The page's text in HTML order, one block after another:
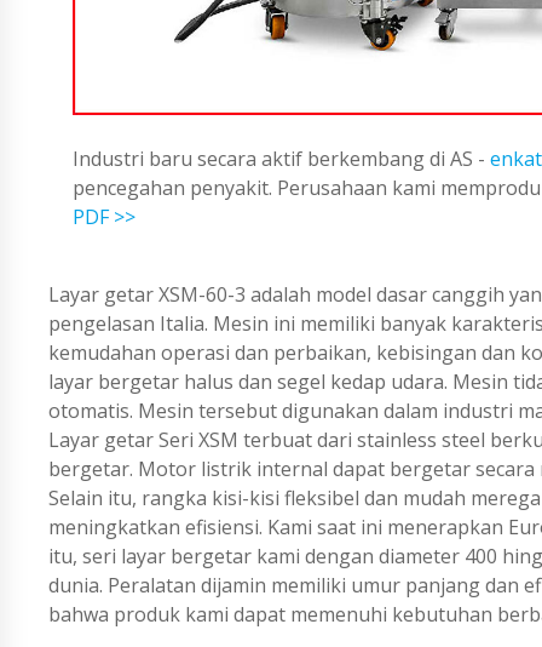
Industri baru secara aktif berkembang di AS -
pencegahan penyakit. Perusahaan kami
PDF >>
Layar getar XSM-60-3 adalah model dasar canggih
pengelasan Italia. Mesin ini memiliki banyak
kemudahan operasi dan perbaikan, kebisingan dan
layar bergetar halus dan segel kedap udara. Mesin
otomatis. Mesin tersebut digunakan dalam industri
Layar getar Seri XSM terbuat dari stainless steel
bergetar. Motor listrik internal dapat bergetar
Selain itu, rangka kisi-kisi fleksibel dan mudah
meningkatkan efisiensi. Kami saat ini menerapkan
itu, seri layar bergetar kami dengan diameter 400
dunia. Peralatan dijamin memiliki umur panjang dan
bahwa produk kami dapat memenuhi kebutuhan